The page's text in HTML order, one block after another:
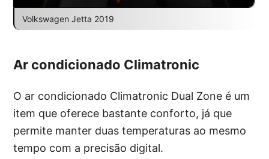
Volkswagen Jetta 2019
Ar condicionado Climatronic
O ar condicionado Climatronic Dual Zone é um
item que oferece bastante conforto, já que
permite manter duas temperaturas ao mesmo
tempo com a precisão digital.